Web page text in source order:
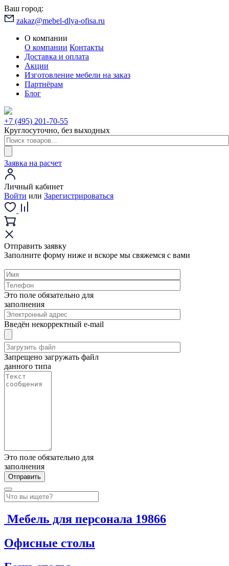
Ваш город:
zakaz@mebel-dlya-ofisa.ru
О компании
О компании Контакты
Доставка и оплата
Акции
Изготовление мебели на заказ
Партнёрам
Блог
+7 (495) 201-70-55
Круглосуточно, без выходных
Заявка на расчет
Личный кабинет
Войти или Зарегистрироваться
Отправить заявку
Заполните форму ниже и вскоре мы свяжемся с вами
Это поле обязательно для
заполнения
Введён некорректный e-mail
Запрещено загружать файл
данного типа
Это поле обязательно для
заполнения
Мебель для персонала 19866
Офисные столы